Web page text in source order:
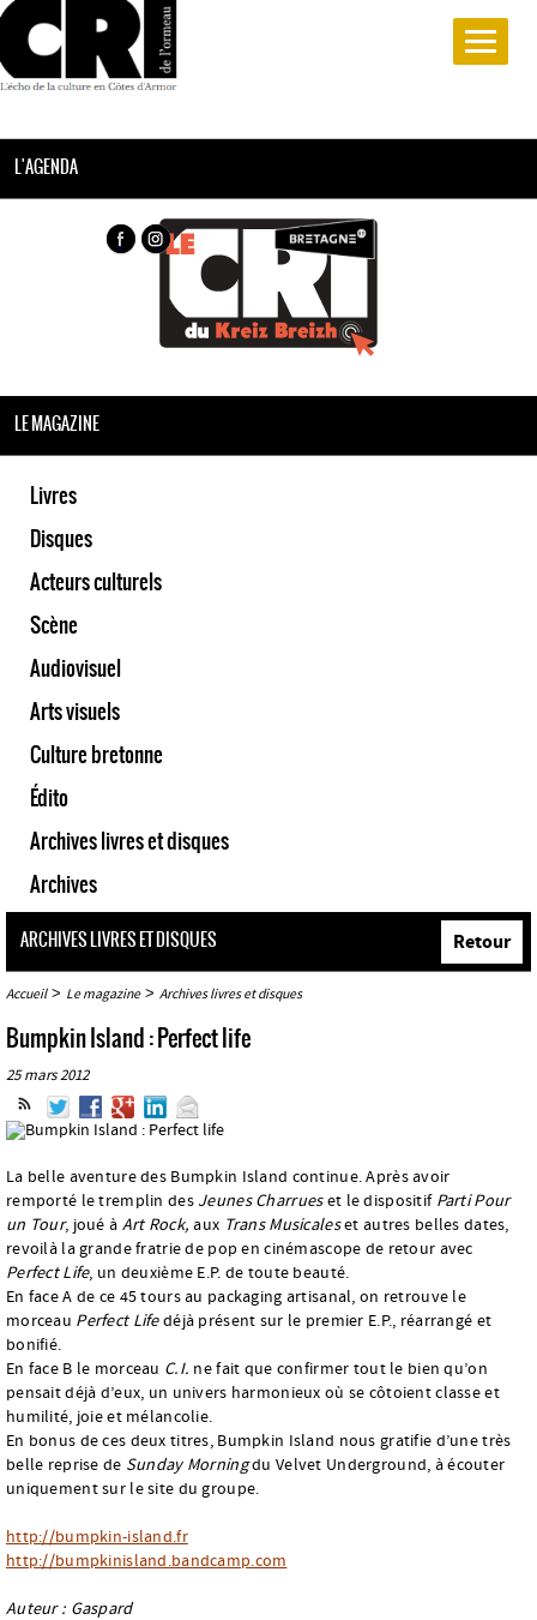
L'AGENDA
LE MAGAZINE
Livres
Disques
Acteurs culturels
Scène
Audiovisuel
Arts visuels
Culture bretonne
Édito
Archives livres et disques
Archives
ARCHIVES LIVRES ET DISQUES
Accueil> Le magazine> Archives livres et disques
Retour
Bumpkin Island : Perfect life
25 mars 2012
La belle aventure des Bumpkin Island continue. Après avoir
remporté le tremplin desJeunes Charrueset le dispositifParti Pour
un Tour, joué à Art Rock, aux Trans Musicaleset autres belles dates,
revoilà la grande fratrie de pop en cinémascope de retour avec
Perfect Life, un deuxième E.P. de toute beauté.
En face A de ce 45 tours au packaging artisanal, on retrouve le
morceau Perfect Lifedéjà présent sur le premier E.P., réarrangé et
bonifié.
En face B le morceau C.I. ne fait que confirmer tout le bien qu’on
pensait déjà d’eux, un univers harmonieux où se côtoient classe et
humilité, joie et mélancolie.
En bonus de ces deux titres, Bumpkin Island nous gratifie d’une très
belle reprise de Sunday Morningdu Velvet Underground, à écouter
uniquement sur le site du groupe.
http://bumpkin-island.fr
http://bumpkinisland.bandcamp.com
Auteur : Gaspard